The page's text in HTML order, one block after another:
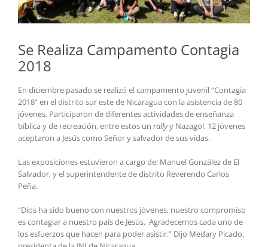
Se Realiza Campamento Contagia
2018
En diciembre pasado se realizó el campamento juvenil “Contagia
2018” en el distrito sur este de Nicaragua con la asistencia de 80
jóvenes. Participaron de diferentes actividades de enseñanza
bíblica y de recreación, entre estos un rallyy Nazagol. 12 jóvenes
aceptaron a Jesús como Señor y salvador de sus vidas.
Las exposiciones estuvieron a cargo de: Manuel González de El
Salvador, y el superintendente de distrito Reverendo Carlos
Peña.
“Dios ha sido bueno con nuestros jóvenes, nuestro compromiso
es contagiar a nuestro país de Jesús. Agradecemos cada uno de
los esfuerzos que hacen para poder asistir.” Dijo Medary Picado,